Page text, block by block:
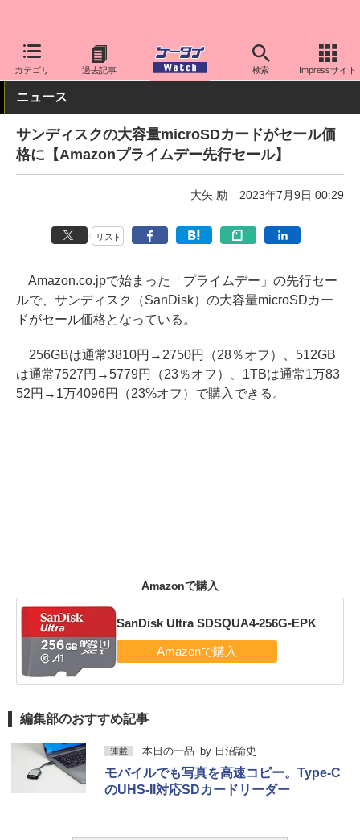
カテゴリ 過去記事 検索 Impressサイト
ケータイ Watch 周辺機器/アクセサリー その他
ニュース
サンディスクの大容量microSDカードがセール価
格に【Amazonプライムデー先行セール】
大矢 励 2023年7月9日 00:29
リスト
Amazon.co.jpで始まった「プライムデー」の先行セー
ルで、サンディスク（SanDisk）の大容量microSDカー
ドがセール価格となっている。
256GBは通常3810円→2750円（28％オフ）、512GB
は通常7527円→5779円（23％オフ）、1TBは通常1万83
52円→1万4096円（23%オフ）で購入できる。
Amazonで購入
SanDisk Ultra SDSQUA4-256G-EPK
編集部のおすすめ記事
連載 本日の一品 by 日沼諭史
モバイルでも写真を高速コピー。Type-C
のUHS-II対応SDカードリーダー